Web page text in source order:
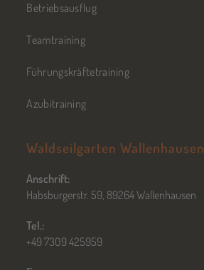
Betriebsausflug
Teamtraining
Führungskräftetraining
Azubitraining
Waldseilgarten Wallenhausen
Anschrift:
Habsburgerstr. 59, 89264 Wallenhausen
Tel.:
+49 7309 425959